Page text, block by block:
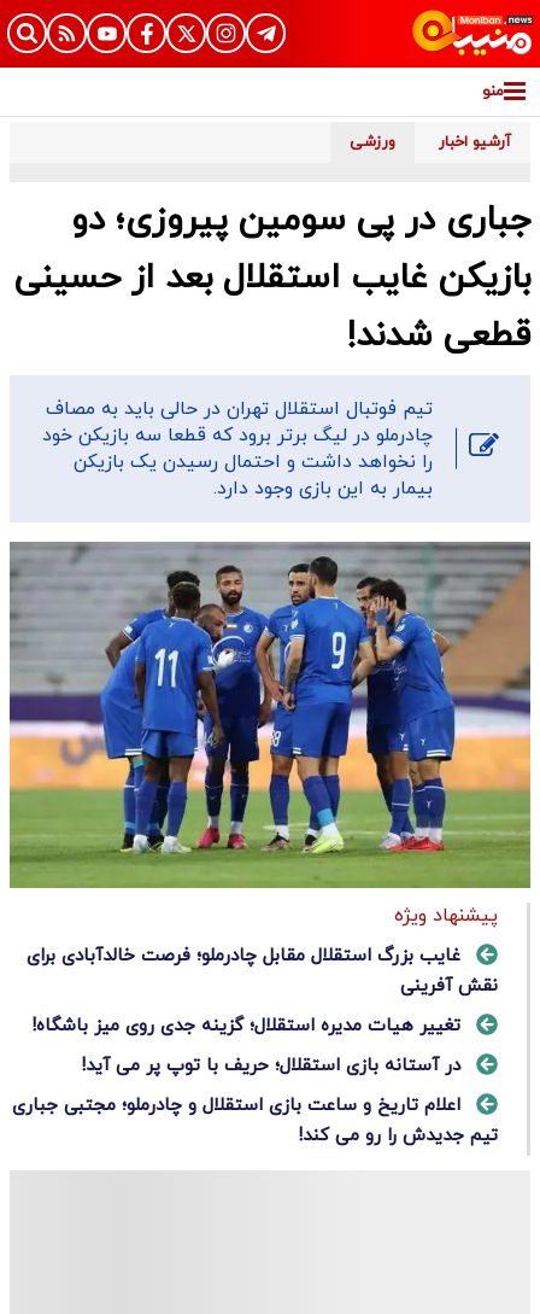
منو
آرشیو اخبار ورزشی
جباری در پی سومین پیروزی؛ دو
بازیکن غایب استقلال بعد از حسینی
قطعی شدند!
تیم فوتبال استقلال تهران در حالی باید به مصاف
چادرملو در لیگ برتر برود که قطعا سه بازیکن خود
را نخواهد داشت و احتمال رسیدن یک بازیکن
بیمار به این بازی وجود دارد.
پیشنهاد ویژه
غایب بزرگ استقلال مقابل چادرملو؛ فرصت خالدآبادی برای
نقش آفرینی
تغییر هیات مدیره استقلال؛ گزینه جدی روی میز باشگاه!
در آستانه بازی استقلال؛ حریف با توپ پر می آید!
اعلام تاریخ و ساعت بازی استقلال و چادرملو؛ مجتبی جباری
تیم جدیدش را رو می کند!